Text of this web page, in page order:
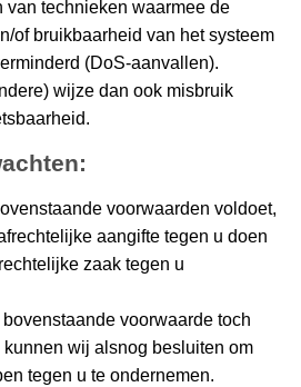
van technieken waarmee de
of bruikbaarheid van het systeem
(DoS-aanvallen).
wijze dan ook misbruik
voorwaarden voldoet,
aangifte tegen u doen
zaak tegen u
voorwaarde toch
kunnen wij alsnog besluiten om
tegen u te ondernemen.